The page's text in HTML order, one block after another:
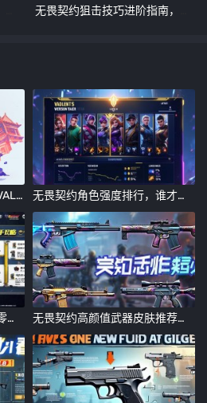
无畏契约狙击技巧进阶指南，从新手到高手的蜕变之路
游戏推荐：《无畏契约》（VALORANT） 无畏契约角色强度排行，谁才是当前版本的王者？
无畏契约新手入门指南，从零开始的轻松上手攻略 无畏契约高颜值武器皮肤推荐！这几款手感炸裂必入